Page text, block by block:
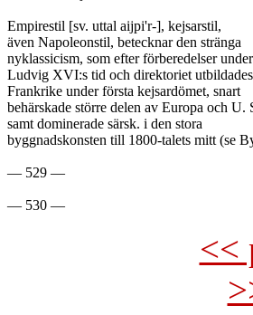
Empirestil [sv. uttal aijpi'r-], kejsarstil,
även Napoleonstil, betecknar den stränga
nyklassicism, som efter förberedelser under
Ludvig XVI:s tid och direktoriet
Frankrike under första kejsardömet, snart
behärskade större delen av Europa och U.
samt dominerade särsk. i den stora
byggnadskonsten till 1800-talets mitt (se
— 529 —
<<